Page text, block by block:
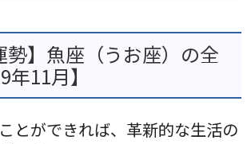
勢】魚座（うお座）の全
11月】
とができれば、革新的な生活の